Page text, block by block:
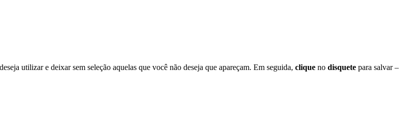
utilizar e deixar sem seleção aquelas que você não deseja que apareçam. Em seguida, clique no disquete para salvar –